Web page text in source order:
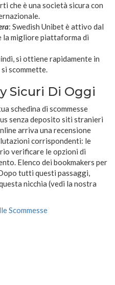
che è una società sicura con
: Swedish Unibet è attivo dal
la migliore piattaforma di
si ottiene rapidamente in
scommette.
Sicuri Di Oggi
schedina di scommesse
senza deposito siti stranieri
arriva una recensione
corrispondenti: le
verificare le opzioni di
Elenco dei bookmakers per
tutti questi passaggi,
nicchia (vedi la nostra
Scommesse